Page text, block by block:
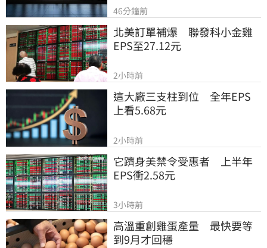
46分鐘前
北美訂單補爆　聯發科小金雞
EPS至27.12元
2小時前
這大廠三支柱到位　全年EPS
上看5.68元
2小時前
它躋身美禁令受惠者　上半年
EPS衝2.58元
3小時前
高溫重創雞蛋產量　最快要等
到9月才回穩